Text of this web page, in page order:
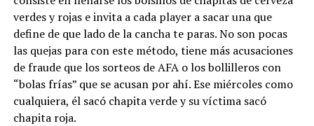
verdes y rojas e invita a cada player a sacar una que
define de que lado de la cancha te paras. No son pocas
las quejas para con este método, tiene más acusaciones
de fraude que los sorteos de AFA o los bollilleros con
“bolas frías” que se acusan por ahí. Ese miércoles como
cualquiera, él sacó chapita verde y su víctima sacó
chapita roja.